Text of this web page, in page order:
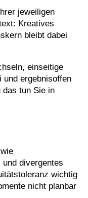
Kreatives
bleibt dabei
einseitige
ergebnisoffen
das tun Sie in
divergentes
wichtig
nicht planbar